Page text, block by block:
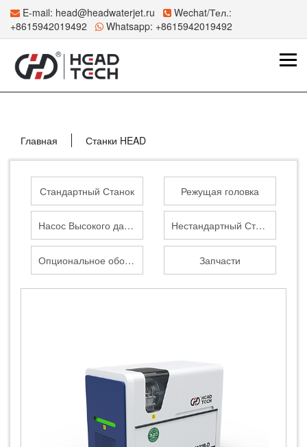
E-mail: head@headwaterjet.ru
Wechat/Тел.:
+8615942019492
Whatsapp: +8615942019492
Главная Станки HEAD
Стандартный Станок Режущая головка
Насос Высокого давления Нестандартный Станок
Опциональное оборудование Запчасти